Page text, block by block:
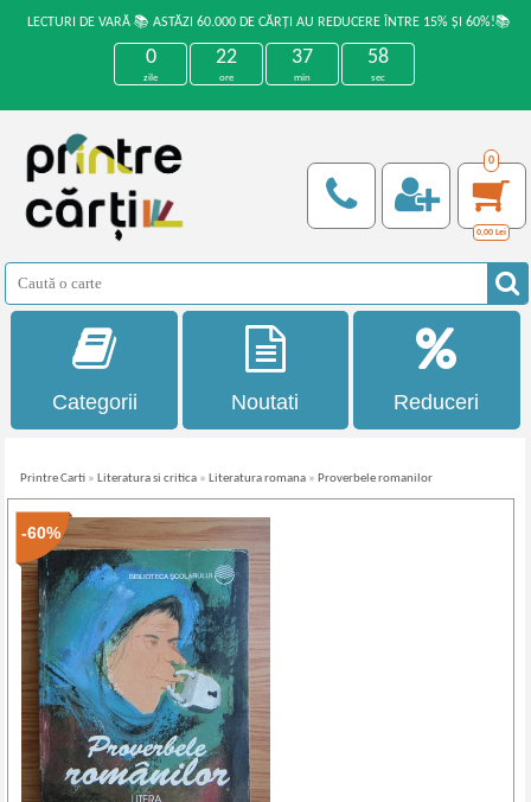
LECTURI DE VARĂ 📚 ASTĂZI 60.000 DE CĂRȚI AU REDUCERE ÎNTRE 15% ȘI 60%!📚
0
zile
22
ore
37
min
58
sec
0
0,00 Lei
Categorii Noutati Reduceri
Printre Carti » Literatura si critica » Literatura romana » Proverbele romanilor
-60%